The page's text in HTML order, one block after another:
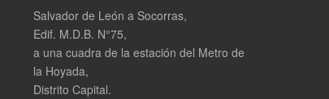
Salvador de León a Socorras,
Edif. M.D.B. N°75,
a una cuadra de la estación del Metro de
la Hoyada,
Distrito Capital.